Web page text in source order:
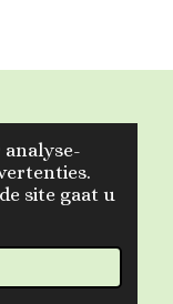
analyse-
site gaat u